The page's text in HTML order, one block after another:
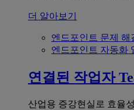
더 알아보기
엔드포인트 문제 해
엔드포인트 자동화
연결된 작업자
산업용 증강현실로 효율